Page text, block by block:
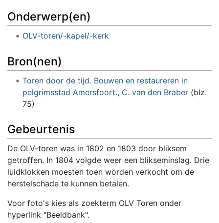
Onderwerp(en)
OLV-toren/-kapel/-kerk
Bron(nen)
Toren door de tijd. Bouwen en restaureren in
pelgrimsstad Amersfoort., C. van den Braber(blz.
75)
Gebeurtenis
De OLV-toren was in 1802 en 1803 door bliksem
getroffen. In 1804 volgde weer een blikseminslag. Drie
luidklokken moesten toen worden verkocht om de
herstelschade te kunnen betalen.
Voor foto's kies als zoekterm OLV Toren onder
hyperlink "Beeldbank".